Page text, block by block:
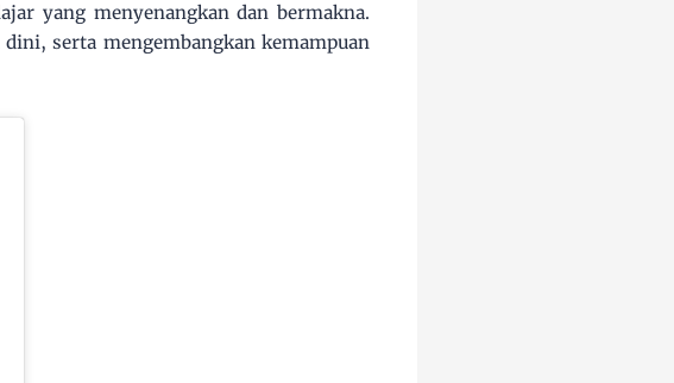
yang menyenangkan dan bermakna.
serta mengembangkan kemampuan